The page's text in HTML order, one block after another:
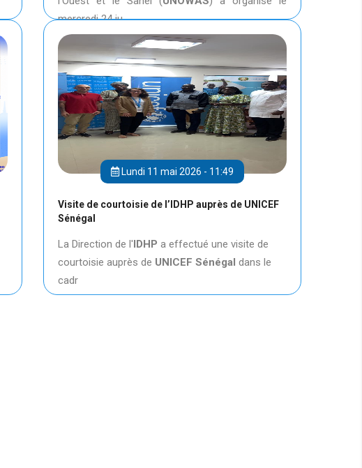
mercredi 24 ju
Lundi 11 mai 2026 - 11:49
Visite de courtoisie de l’IDHP auprès de UNICEF
Sénégal
La Direction de l'IDHP a effectué une visite de
courtoisie auprès de UNICEF Sénégal dans le
cadr